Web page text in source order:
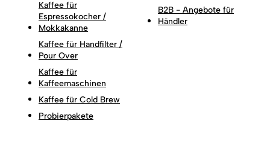
Kaffee für
Espressokocher /
Mokkakanne
Kaffee für Handfilter /
Pour Over
Kaffee für
Kaffeemaschinen
Kaffee für Cold Brew
Probierpakete
B2B - Angebote für
Händler